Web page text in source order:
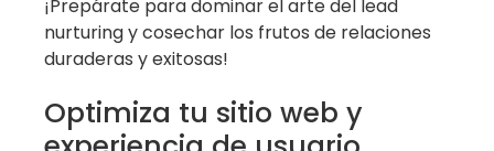
¡Prepárate para dominar el arte del lead
nurturing y cosechar los frutos de relaciones
duraderas y exitosas!
Optimiza tu sitio web y